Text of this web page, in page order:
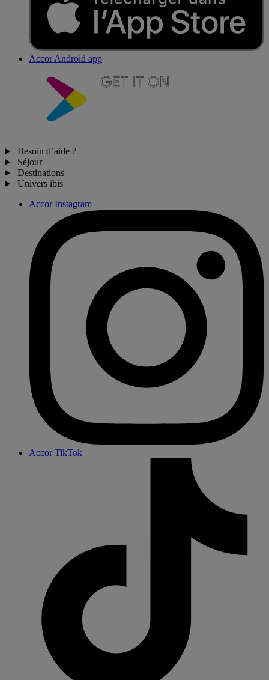
Accor Android app
Besoin d’aide ?
Séjour
Destinations
Univers ibis
Accor Instagram
Accor TikTok